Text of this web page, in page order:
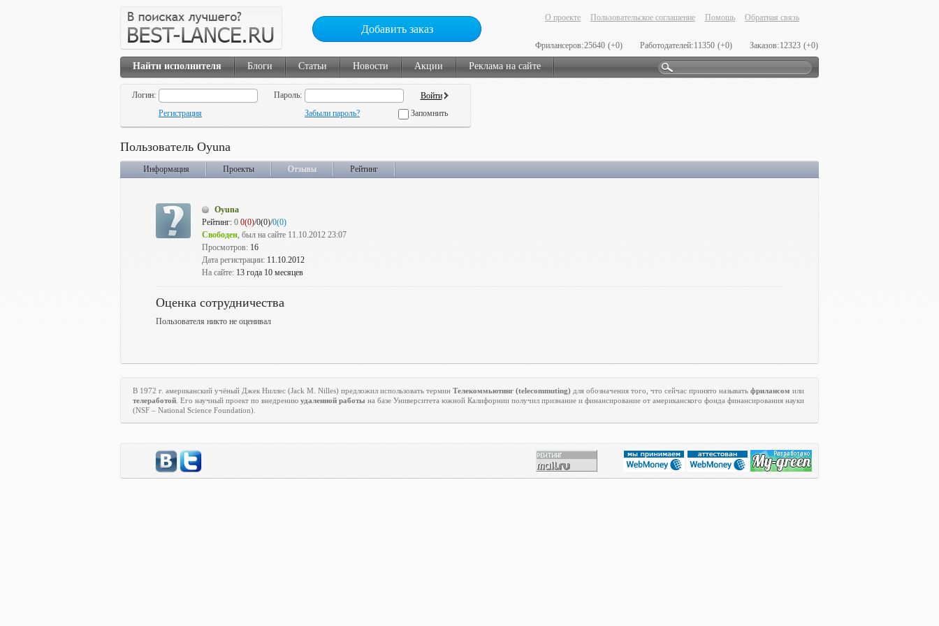
Добавить заказ
О проекте Пользовательское соглашение Помощь Обратная связь
Фрилансеров:25640 (+0) Работодателей:11350 (+0) Заказов:12323 (+0)
Найти исполнителя Блоги Статьи Новости Акции Реклама на сайте
Логин:
Пароль:
Регистрация
Забыли пароль? Запомнить
Пользователь Oyuna
Информация Проекты Отзывы Рейтинг
Oyuna
Рейтинг: 0 0(0)/0(0)/0(0)
Свободен, был на сайте 11.10.2012 23:07
Просмотров: 16
Дата регистрации: 11.10.2012
На сайте: 13 года 10 месяцев
Оценка сотрудничества
Пользователя никто не оценивал
В 1972 г. американский учёный Джек Ниллес (Jack M Nilles) предложил использовать термин Телекоммьютинг (telecommuting) для обозначения того, что сейчас принято называть фрилансом или
телеработой . Его научный проект по внедрению удаленной работы на базе Университета южной Калифорнии получил признание и финансирование от американского фонда финансирования науки
(NSF – National Science Foundation).